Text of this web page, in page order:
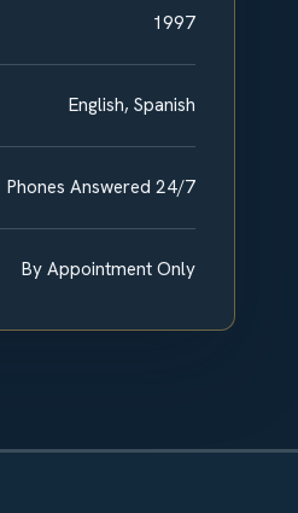
1997
English, Spanish
Phones Answered 24/7
By Appointment Only